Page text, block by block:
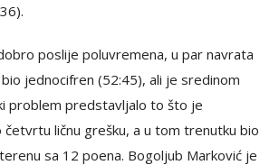
poslije poluvremena, u par navrata
jednocifren (52:45), ali je sredinom
problem predstavljalo to što je
četvrtu ličnu grešku, a u tom trenutku bio
sa 12 poena. Bogoljub Marković je